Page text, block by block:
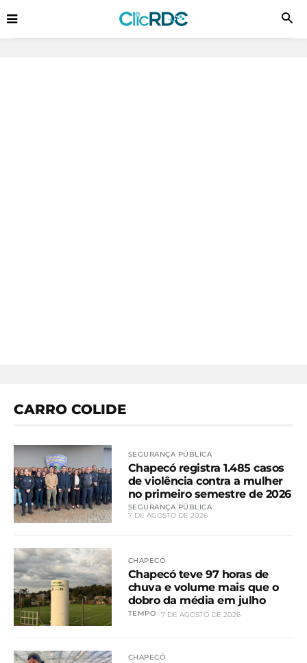
CARRO COLIDE
SEGURANÇA PÚBLICA
Chapecó registra 1.485 casos
de violência contra a mulher
no primeiro semestre de 2026
SEGURANÇA PÚBLICA
7 DE AGOSTO DE 2026
CHAPECÓ
Chapecó teve 97 horas de
chuva e volume mais que o
dobro da média em julho
TEMPO 7 DE AGOSTO DE 2026
CHAPECÓ